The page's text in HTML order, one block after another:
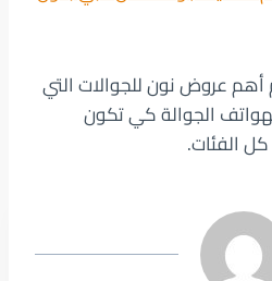
أهم عروض نون للجوالات التي
الجوالة كي تكون
الفئات.